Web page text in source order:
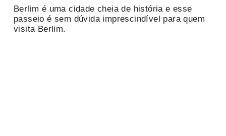
Berlim é uma cidade cheia de história e esse
passeio é sem dúvida imprescindível para quem
visita Berlim.